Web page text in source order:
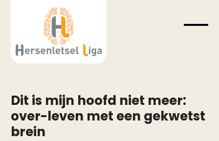
Dit is mijn hoofd niet meer:
over-leven met een gekwetst
brein